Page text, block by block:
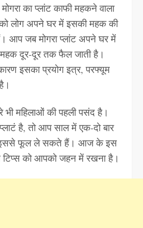
मोगरा का प्लांट काफी महकने वाला
को लोग अपने घर में इसकी महक की
आप जब मोगरा प्लांट अपने घर में
दूर-दूर तक फैल जाती है।
इसका प्रयोग इत्र, परफ्यूम
महिलाओं की पहली पसंद है।
है, तो आप साल में एक-दो बार
इससे फूल ले सकते हैं। आज के इस
को आपको जहन में रखना है।